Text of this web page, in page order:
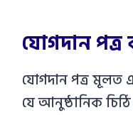
যোগদান
যোগদান পত্র মূলত
যে আনুষ্ঠানিক